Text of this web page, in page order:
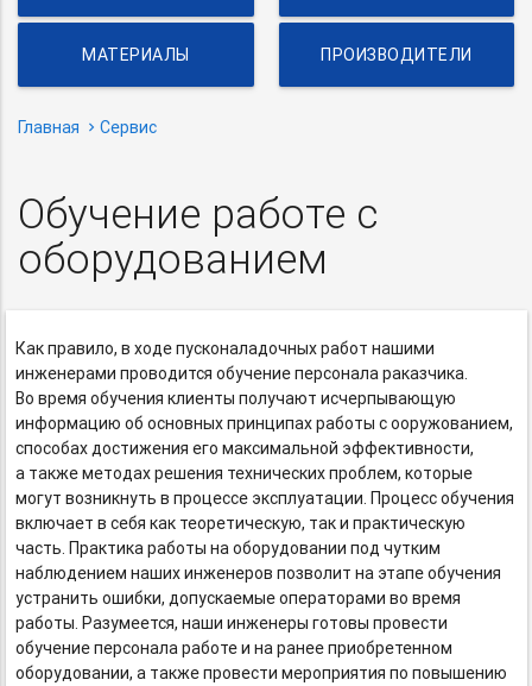
МАТЕРИАЛЫ ПРОИЗВОДИТЕЛИ
Главная Сервис
Обучение работе с
оборудованием
Как правило, в ходе пусконаладочных работ нашими
инженерами проводится обучение персонала раказчика.
Во время обучения клиенты получают исчерпывающую
информацию об основных принципах работы с ооружованием,
способах достижения его максимальной эффективности,
а также методах решения технических проблем, которые
могут возникнуть в процессе эксплуатации. Процесс обучения
включает в себя как теоретическую, так и практическую
часть. Практика работы на оборудовании под чутким
наблюдением наших инженеров позволит на этапе обучения
устранить ошибки, допускаемые операторами во время
работы. Разумеется, наши инженеры готовы провести
обучение персонала работе и на ранее приобретенном
оборудовании, а также провести мероприятия по повышению